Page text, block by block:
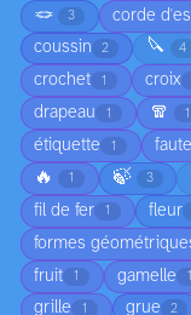
🪢 3 corde
coussin 2 🔪 4
crochet 1 croix
drapeau 1 🧣 1
étiquette 1
🔥 1 🍃 3
fil de fer 1 fleur
formes
fruit 1 gamelle 1
grille 1 grue 2